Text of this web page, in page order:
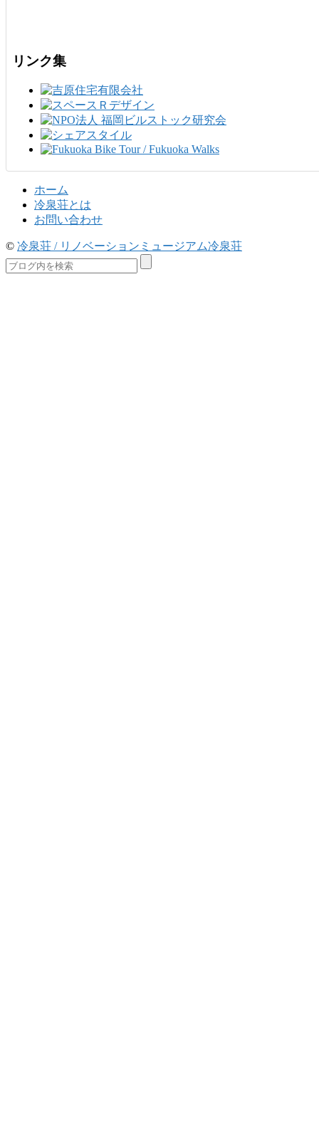
リンク集
ホーム
冷泉荘とは
お問い合わせ
© 冷泉荘 / リノベーションミュージアム冷泉荘